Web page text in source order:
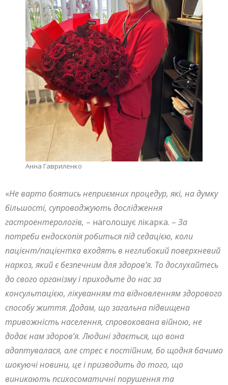
Анна Гавриленко
«Не варто боятись неприємних процедур, які, на думку
більшості, супроводжують дослідження
гастроентерологів, – наголошує лікарка. – За
потреби ендоскопія робиться під седацією, коли
пацієнт/пацієнтка входять в неглибокий поверхневий
наркоз, який є безпечним для здоров’я. То дослухайтесь
до свого організму і приходьте до нас за
консультацією, лікуванням та відновленням здорового
способу життя. Додам, що загальна підвищена
тривожність населення, спровокована війною, не
додає нам здоров’я. Людині здається, що вона
адаптувалася, але стрес є постійним, бо щодня бачимо
шокуючі новини, це і призводить до того, що
виникають психосоматичні порушення та